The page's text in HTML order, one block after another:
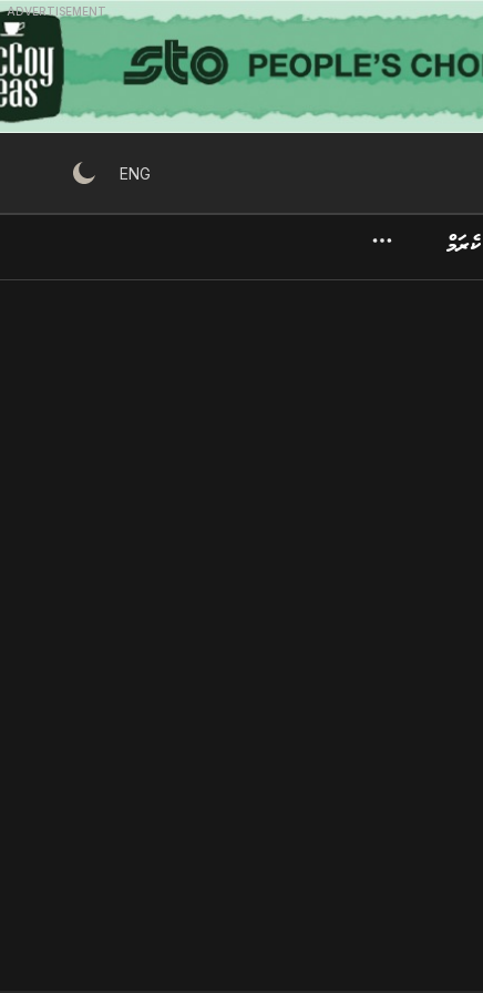
ADVERTISEMENT
ENG
ކެރަމް